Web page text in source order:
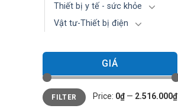
Thiết bị y tế - sức khỏe
Vật tư-Thiết bị điện
GIÁ
Min
price
Max
priceFILTER Price: 0₫ — 2.516.000₫